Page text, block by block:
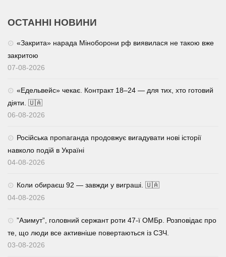
ОСТАННІ НОВИНИ
«Закрита» нарада Міноборони рф виявилася не такою вже
закритою
07-08-2026
«Едельвейс» чекає. Контракт 18–24 — для тих, хто готовий
діяти. 🇺🇦
06-08-2026
Російська пропаганда продовжує вигадувати нові історії
навколо подій в Україні
04-08-2026
Коли обираєш 92 — завжди у виграші. 🇺🇦
04-08-2026
⁨”Азимут”, головний сержант роти 47-ї ОМБр. Розповідає про
те, що люди все активніше повертаються із СЗЧ.
03-08-2026